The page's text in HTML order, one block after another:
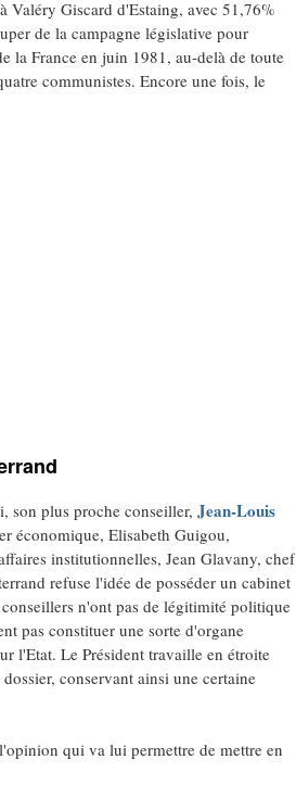
Valéry Giscard d'Estaing, avec 51,76%
de la campagne législative pour
la France en juin 1981, au-delà de toute
communistes. Encore une fois, le
son plus proche conseiller, Jean-Louis
économique, Elisabeth Guigou,
institutionnelles, Jean Glavany, chef
refuse l'idée de posséder un cabinet
n'ont pas de légitimité politique
pas constituer une sorte d'organe
l'Etat. Le Président travaille en étroite
conservant ainsi une certaine
qui va lui permettre de mettre en